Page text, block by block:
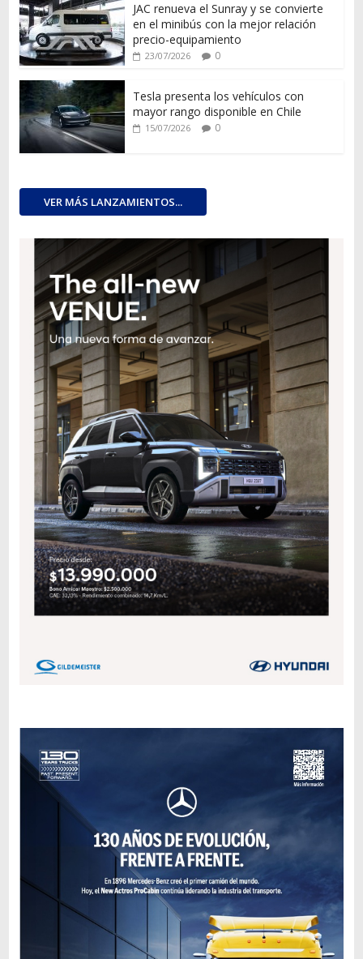
JAC renueva el Sunray y se convierte
en el minibús con la mejor relación
precio-equipamiento
23/07/2026 0
Tesla presenta los vehículos con
mayor rango disponible en Chile
15/07/2026 0
VER MÁS LANZAMIENTOS...